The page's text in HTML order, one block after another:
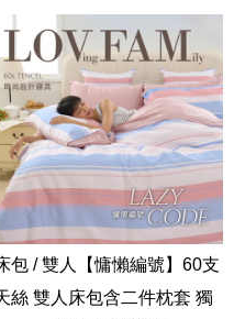
包 / 雙人【慵懶編號】60支
絲 雙人床包含二件枕套 獨